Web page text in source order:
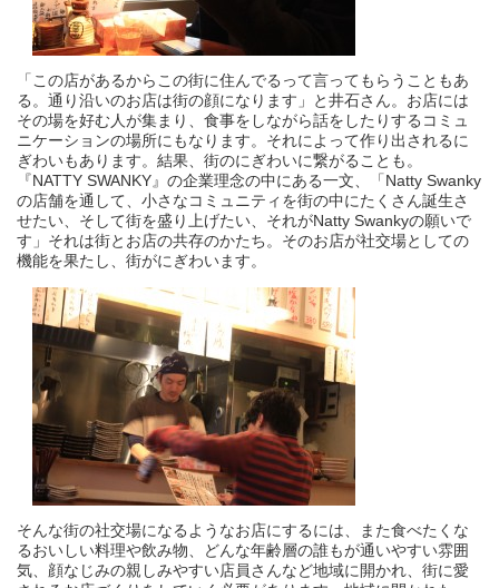
「この店があるからこの街に住んでるって言ってもらうこともあ
る。通り沿いのお店は街の顔になります」と井石さん。お店には
その場を好む人が集まり、食事をしながら話をしたりするコミュ
ニケーションの場所にもなります。それによって作り出されるに
ぎわいもあります。結果、街のにぎわいに繋がることも。
『NATTY SWANKY』の企業理念の中にある一文、「Natty Swanky
の店舗を通して、小さなコミュニティを街の中にたくさん誕生さ
せたい、そして街を盛り上げたい、それがNatty Swankyの願いで
す」それは街とお店の共存のかたち。そのお店が社交場としての
機能を果たし、街がにぎわいます。
そんな街の社交場になるようなお店にするには、また食べたくな
るおいしい料理や飲み物、どんな年齢層の誰もが通いやすい雰囲
気、顔なじみの親しみやすい店員さんなど地域に開かれ、街に愛